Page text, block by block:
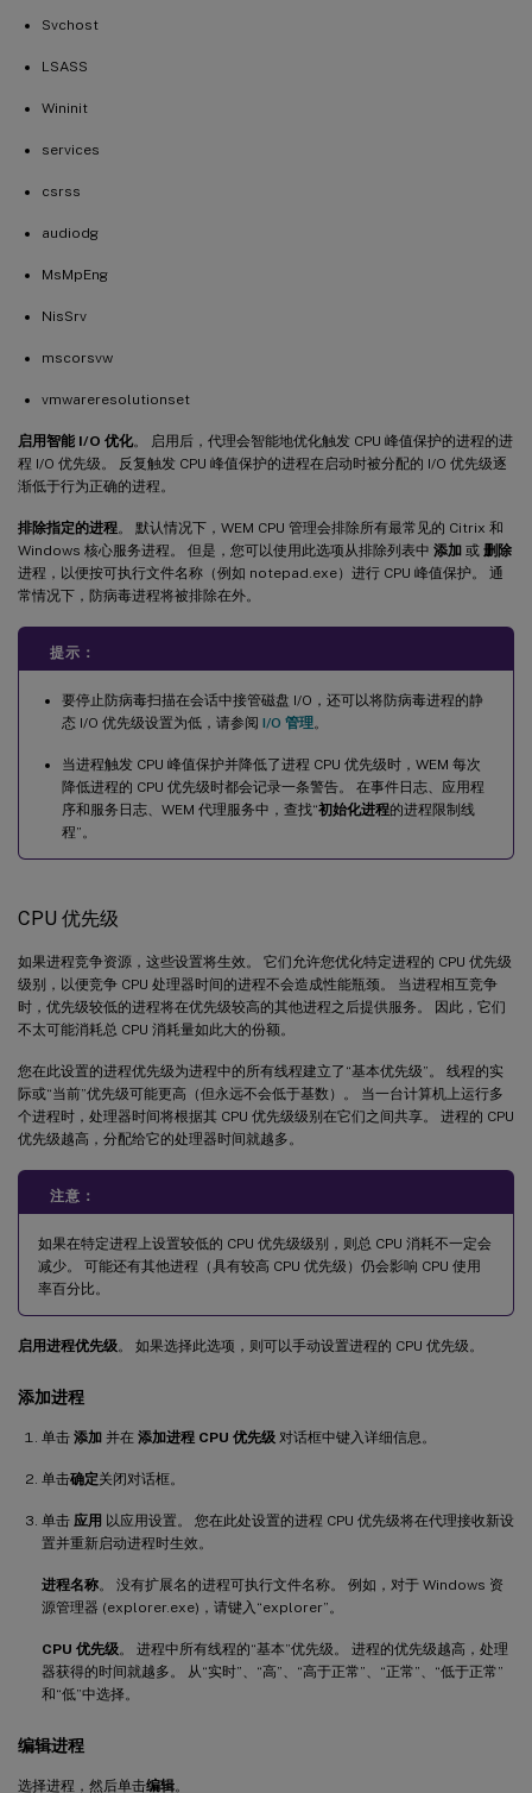
Svchost
LSASS
Wininit
services
csrss
audiodg
MsMpEng
NisSrv
mscorsvw
vmwareresolutionset
启用智能 I/O 优化。 启用后，代理会智能地优化触发 CPU 峰值保护的进程的进
程 I/O 优先级。 反复触发 CPU 峰值保护的进程在启动时被分配的 I/O 优先级逐
渐低于行为正确的进程。
排除指定的进程。 默认情况下，WEM CPU 管理会排除所有最常见的 Citrix 和
Windows 核心服务进程。 但是，您可以使用此选项从排除列表中 添加 或 删除
进程，以便按可执行文件名称（例如 notepad.exe）进行 CPU 峰值保护。 通
常情况下，防病毒进程将被排除在外。
提示：
要停止防病毒扫描在会话中接管磁盘 I/O，还可以将防病毒进程的静
态 I/O 优先级设置为低，请参阅 I/O 管理。
当进程触发 CPU 峰值保护并降低了进程 CPU 优先级时，WEM 每次
降低进程的 CPU 优先级时都会记录一条警告。 在事件日志、应用程
序和服务日志、WEM 代理服务中，查找“初始化进程的进程限制线
程”。
CPU 优先级
如果进程竞争资源，这些设置将生效。 它们允许您优化特定进程的 CPU 优先级
级别，以便竞争 CPU 处理器时间的进程不会造成性能瓶颈。 当进程相互竞争
时，优先级较低的进程将在优先级较高的其他进程之后提供服务。 因此，它们
不太可能消耗总 CPU 消耗量如此大的份额。
您在此设置的进程优先级为进程中的所有线程建立了“基本优先级”。 线程的实
际或“当前”优先级可能更高（但永远不会低于基数）。 当一台计算机上运行多
个进程时，处理器时间将根据其 CPU 优先级级别在它们之间共享。 进程的 CPU
优先级越高，分配给它的处理器时间就越多。
注意：
如果在特定进程上设置较低的 CPU 优先级级别，则总 CPU 消耗不一定会
减少。 可能还有其他进程（具有较高 CPU 优先级）仍会影响 CPU 使用
率百分比。
启用进程优先级。 如果选择此选项，则可以手动设置进程的 CPU 优先级。
添加进程
单击 添加 并在 添加进程 CPU 优先级 对话框中键入详细信息。
单击确定关闭对话框。
单击 应用 以应用设置。 您在此处设置的进程 CPU 优先级将在代理接收新设
置并重新启动进程时生效。
进程名称。 没有扩展名的进程可执行文件名称。 例如，对于 Windows 资
源管理器 (explorer.exe)，请键入“explorer”。
CPU 优先级。 进程中所有线程的“基本”优先级。 进程的优先级越高，处理
器获得的时间就越多。 从“实时”、“高”、“高于正常”、“正常”、“低于正常”
和“低”中选择。
编辑进程
选择进程，然后单击编辑。